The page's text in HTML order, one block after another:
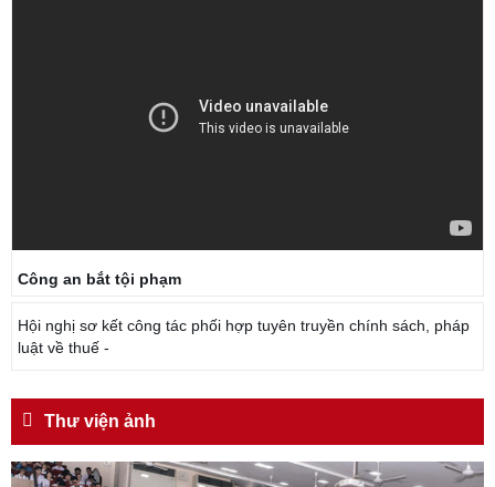
Công an bắt tội phạm
Hội nghị sơ kết công tác phối hợp tuyên truyền chính sách, pháp
luật về thuế -
Thư viện ảnh